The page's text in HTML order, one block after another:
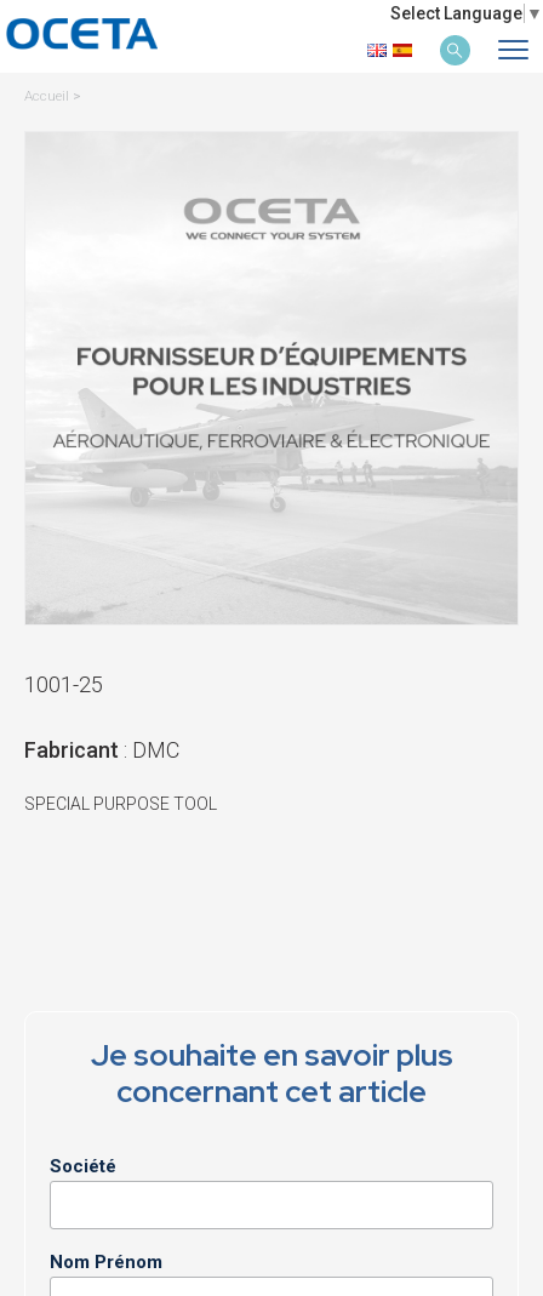
Select Language ▼
Accueil >
1001-25
Fabricant : DMC
SPECIAL PURPOSE TOOL
Je souhaite en savoir plus
concernant cet article
Société
Nom Prénom